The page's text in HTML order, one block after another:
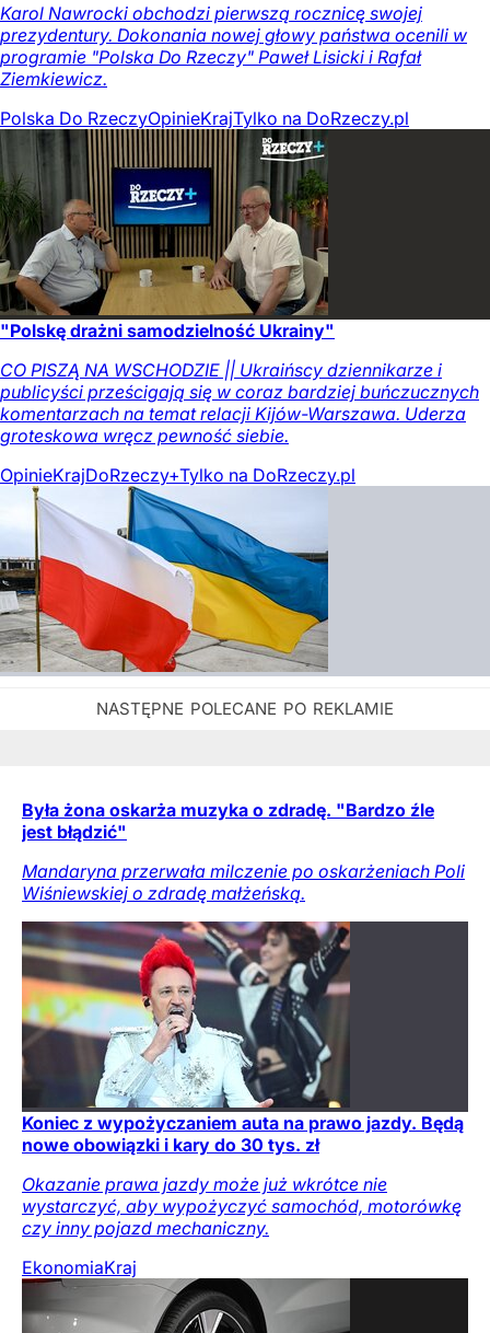
Karol Nawrocki obchodzi pierwszą rocznicę swojej
prezydentury. Dokonania nowej głowy państwa ocenili w
programie "Polska Do Rzeczy" Paweł Lisicki i Rafał
Ziemkiewicz.
Polska Do RzeczyOpinieKrajTylko na DoRzeczy.pl
"Polskę drażni samodzielność Ukrainy"
CO PISZĄ NA WSCHODZIE || Ukraińscy dziennikarze i
publicyści prześcigają się w coraz bardziej buńczucznych
komentarzach na temat relacji Kijów-Warszawa. Uderza
groteskowa wręcz pewność siebie.
OpinieKrajDoRzeczy+Tylko na DoRzeczy.pl
Była żona oskarża muzyka o zdradę. "Bardzo źle
jest błądzić"
Mandaryna przerwała milczenie po oskarżeniach Poli
Wiśniewskiej o zdradę małżeńską.
Koniec z wypożyczaniem auta na prawo jazdy. Będą
nowe obowiązki i kary do 30 tys. zł
Okazanie prawa jazdy może już wkrótce nie
wystarczyć, aby wypożyczyć samochód, motorówkę
czy inny pojazd mechaniczny.
EkonomiaKraj